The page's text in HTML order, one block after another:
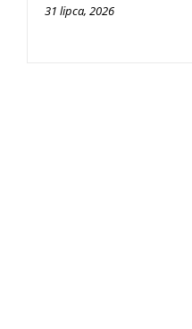
31 lipca, 2026